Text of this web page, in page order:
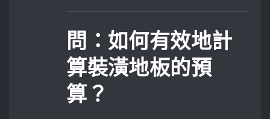
問：如何有效地計
算裝潢地板的預
算？